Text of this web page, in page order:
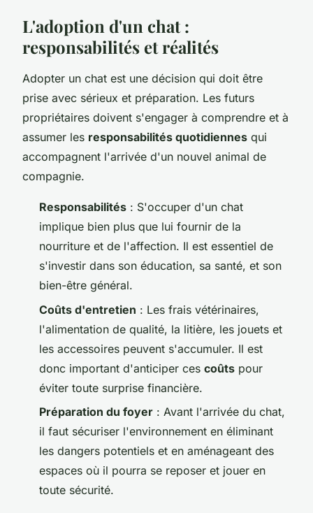
L'adoption d'un chat :
responsabilités et réalités
Adopter un chat est une décision qui doit être
prise avec sérieux et préparation. Les futurs
propriétaires doivent s'engager à comprendre et à
assumer les responsabilités quotidiennes qui
accompagnent l'arrivée d'un nouvel animal de
compagnie.
Responsabilités : S'occuper d'un chat
implique bien plus que lui fournir de la
nourriture et de l'affection. Il est essentiel de
s'investir dans son éducation, sa santé, et son
bien-être général.
Coûts d'entretien : Les frais vétérinaires,
l'alimentation de qualité, la litière, les jouets et
les accessoires peuvent s'accumuler. Il est
donc important d'anticiper ces coûts pour
éviter toute surprise financière.
Préparation du foyer : Avant l'arrivée du chat,
il faut sécuriser l'environnement en éliminant
les dangers potentiels et en aménageant des
espaces où il pourra se reposer et jouer en
toute sécurité.